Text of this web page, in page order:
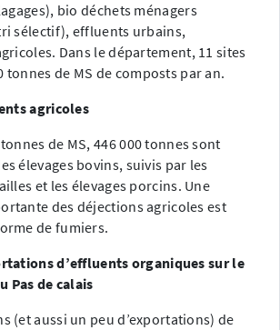
bio déchets ménagers
sélectif), effluents urbains,
Dans le département, 11 sites
tonnes de MS de composts par an.
agricoles
de MS, 446 000 tonnes sont
élevages bovins, suivis par les
et les élevages porcins. Une
des déjections agricoles est
de fumiers.
d’effluents organiques sur le
Pas de calais
(et aussi un peu d’exportations) de